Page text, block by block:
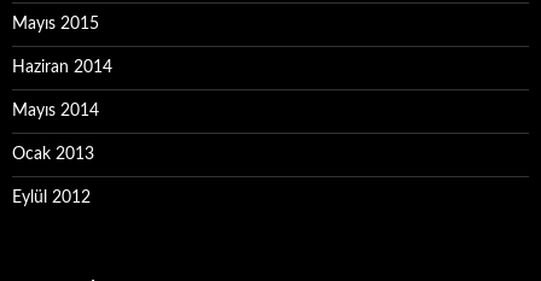
Mayıs 2015
Haziran 2014
Mayıs 2014
Ocak 2013
Eylül 2012